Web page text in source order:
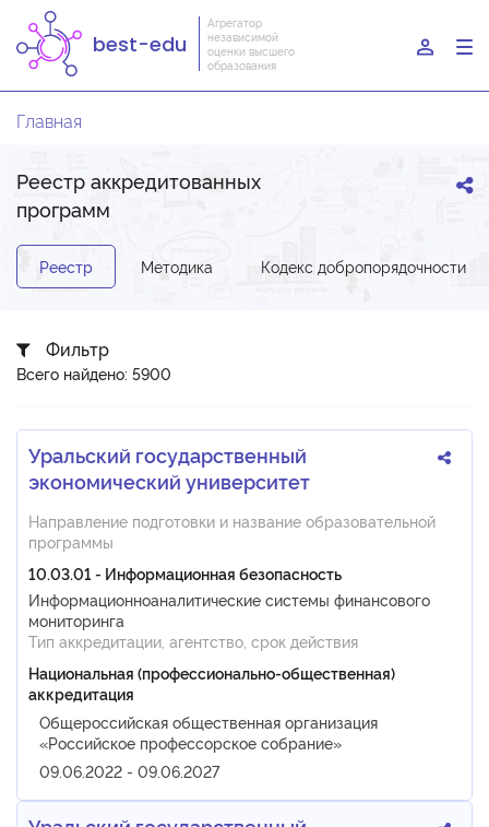
best-edu
Агрегатор
независимой
оценки высшего
образования
Главная
Реестр аккредитованных
программ
Реестр Методика Кодекс добропорядочности
Фильтр
Всего найдено: 5900
Уральский государственный
экономический университет
Направление подготовки и название образовательной
программы
10.03.01 - Информационная безопасность
Информационноаналитические системы финансового
мониторинга
Тип аккредитации, агентство, срок действия
Национальная (профессионально-общественная)
аккредитация
Общероссийская общественная организация
«Российское профессорское собрание»
09.06.2022 - 09.06.2027